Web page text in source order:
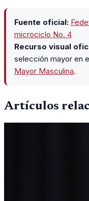
Fuente oficial:
microciclo No. 4
Recurso visual
selección mayor en
Mayor Masculina.
Artículos